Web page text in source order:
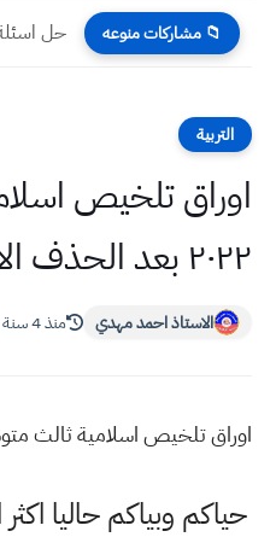
📁 مشاركات منوعه
التربية
اوراق تلخيص
٢٠٢٢ بعد الحذف الاخير
الاستاذ احمد مهدي منذ 4 سنة
اوراق تلخيص اسلامية ثالث متوسط ٢٠٢٢ بعد الحذف
حياكم وبياكم حاليا